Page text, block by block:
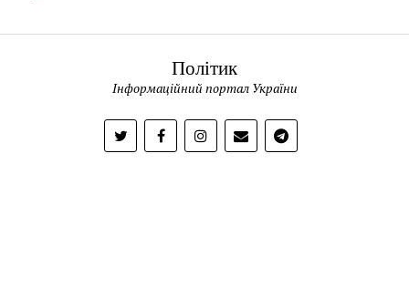
Політик
Інформаційний портал України